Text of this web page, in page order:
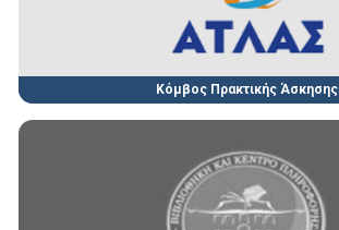
Κόμβος Πρακτικής Άσκησης